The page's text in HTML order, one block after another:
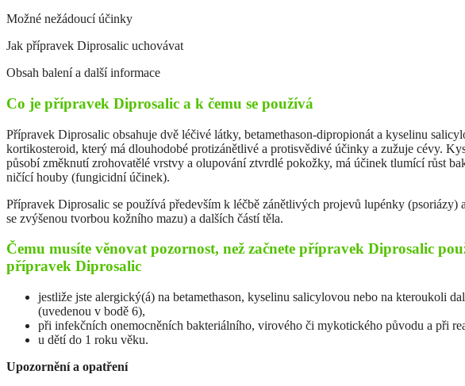
Možné nežádoucí účinky
Jak přípravek Diprosalic uchovávat
Obsah balení a další informace
Co je přípravek Diprosalic a k čemu se používá
Přípravek Diprosalic obsahuje dvě léčivé látky, betamethason-dipropionát a kyselinu
kortikosteroid, který má dlouhodobé protizánětlivé a protisvědivé účinky a zužuje cévy.
působí změknutí zrohovatělé vrstvy a olupování ztvrdlé pokožky, má účinek tlumící růst
ničící houby (fungicidní účinek).
Přípravek Diprosalic se používá především k léčbě zánětlivých projevů lupénky (psoriázy)
se zvýšenou tvorbou kožního mazu) a dalších částí těla.
Čemu musíte věnovat pozornost, než začnete přípravek Diprosalic
přípravek Diprosalic
jestliže jste alergický(á) na betamethason, kyselinu salicylovou nebo na kteroukoli
(uvedenou v bodě 6),
při infekčních onemocněních bakteriálního, virového či mykotického původu a při
u dětí do 1 roku věku.
Upozornění a opatření